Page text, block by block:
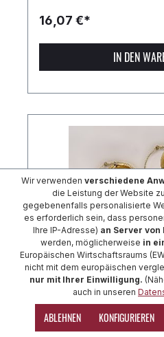
16,07 €*
IN DEN
Drahtbügel für Sektkorken
Wir verwenden verschiedene
die Leistung der Website
gegebenenfalls personalisierte
es erforderlich sein, dass
Ihre IP-Adresse) an Server
werden, möglicherweise in
Europäischen Wirtschaftsraums
nicht mit dem europäischen
nur mit Ihrer Einwilligung.
auch in unseren
ABLEHNEN KONFIGURIEREN